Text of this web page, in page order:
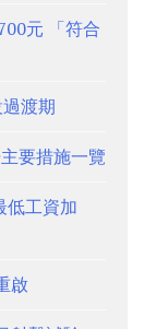
元 「符合
渡期
要措施一覽
低工資加
啟